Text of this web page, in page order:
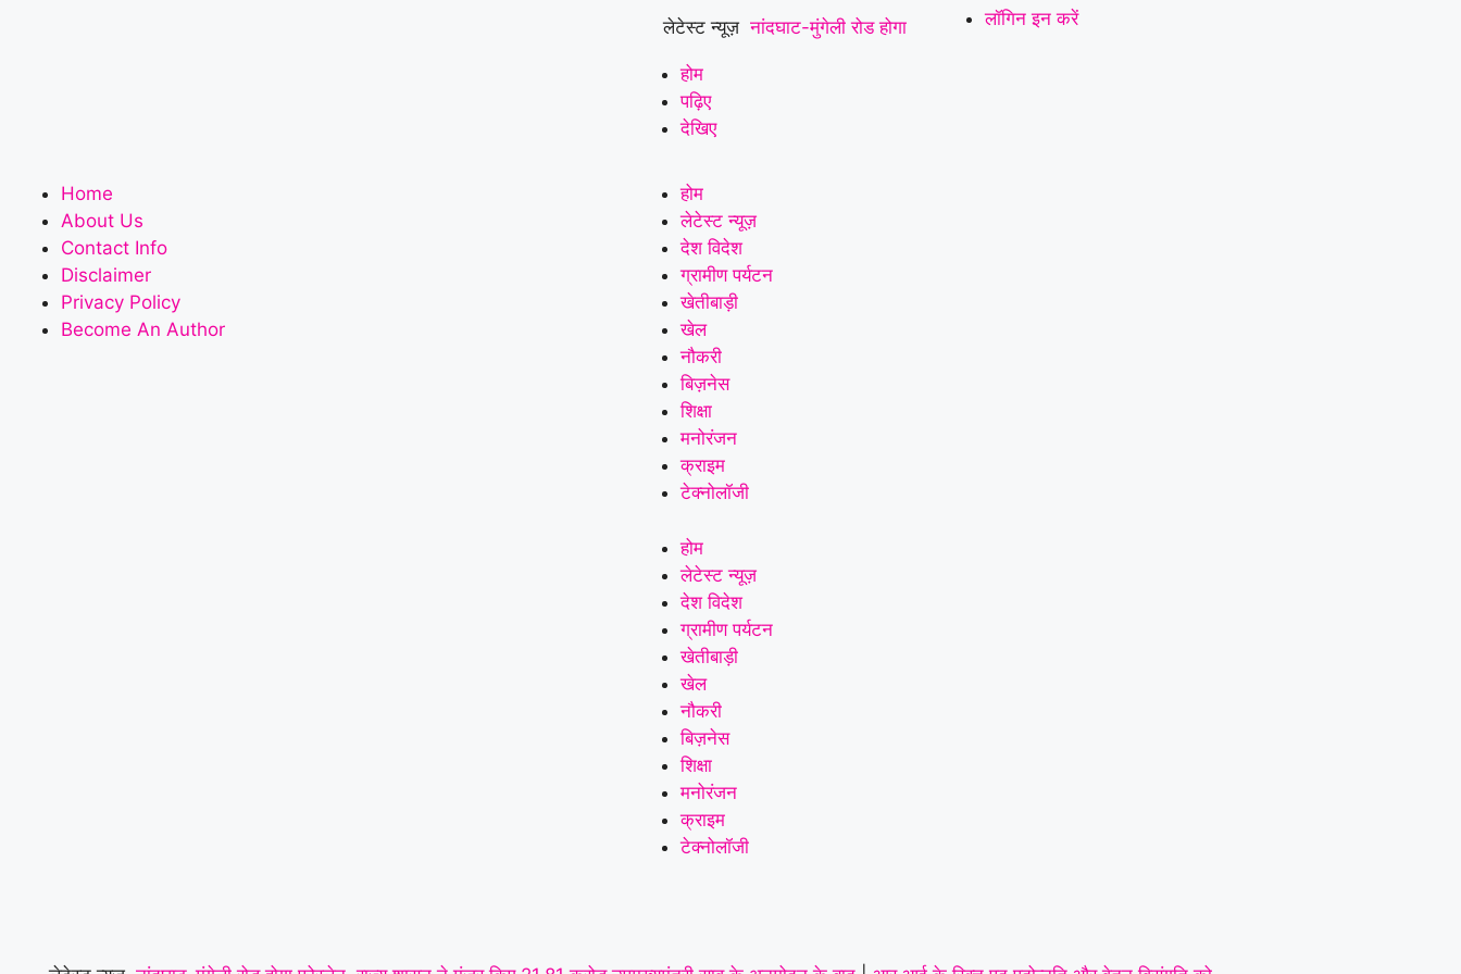
लेटेस्ट न्यूज़ नांदघाट-मुंगेली रोड होगा
वेतन विसंगति को लेकर
केंद्रीय राज्य मंत्री तोखन
लॉगिन इन करें
होम
पढ़िए
देखिए
Home
About Us
Contact Info
Disclaimer
Privacy Policy
Become An Author
होम
लेटेस्ट न्यूज़
देश विदेश
ग्रामीण पर्यटन
खेतीबाड़ी
खेल
नौकरी
बिज़नेस
शिक्षा
मनोरंजन
क्राइम
टेक्नोलॉजी
होम
लेटेस्ट न्यूज़
देश विदेश
ग्रामीण पर्यटन
खेतीबाड़ी
खेल
नौकरी
बिज़नेस
शिक्षा
मनोरंजन
क्राइम
टेक्नोलॉजी